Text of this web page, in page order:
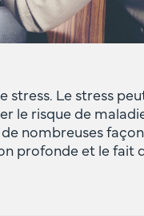
stress. Le stress
le risque de
nombreuses
profonde et le fait